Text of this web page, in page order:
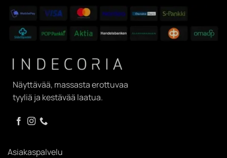
Näyttävää, massasta erottuvaa
tyyliä ja kestävää laatua.
Asiakaspalvelu